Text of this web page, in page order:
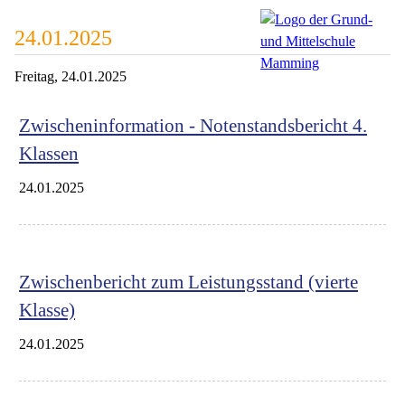
24.01.2025
Freitag, 24.01.2025
Zwischeninformation - Notenstandsbericht 4.
Klassen
24.01.2025
Zwischenbericht zum Leistungsstand (vierte
Klasse)
24.01.2025